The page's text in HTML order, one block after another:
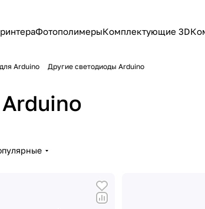
ФотополимерыКомплектующие 3D
Arduino Другие светодиоды Arduino